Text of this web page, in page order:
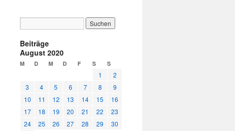
Beiträge
August 2020
M D M D F S S
1
2
3
4 5 6 7 8
9
10
11 12 13 14 15
16
17
18 19 20 21 22
23
24
25 26 27 28 29
30